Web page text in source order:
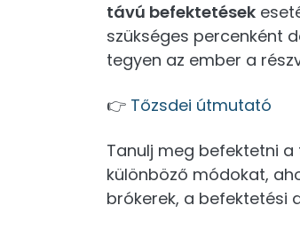
távú befektetések
szükséges percenként
tegyen az ember a
👉 Tőzsdei útmutató
Tanulj meg befektetni
különböző módokat,
brókerek, a befektetési